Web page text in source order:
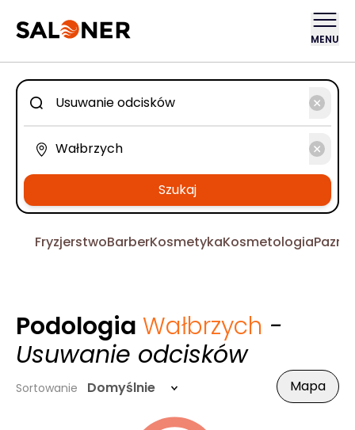
MENU
Szukaj
FryzjerstwoBarberKosmetykaKosmetologia
Podologia Wałbrzych -
Usuwanie odcisków
Sortowanie Domyślnie Mapa